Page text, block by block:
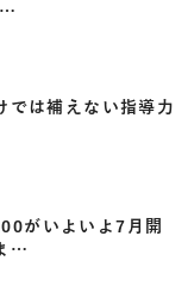
…
では補えない指導力
がいよいよ7月開
…